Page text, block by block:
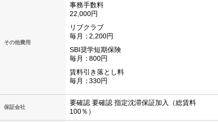
その他費用
事務手数料
22,000円
リブクラブ
毎月
2,200円
SBI奨学短期保険
毎月
800円
賃料引き落とし料
毎月
330円
保証会社
要確認 要確認 指定沈滞保証加入（総賃料
100％）